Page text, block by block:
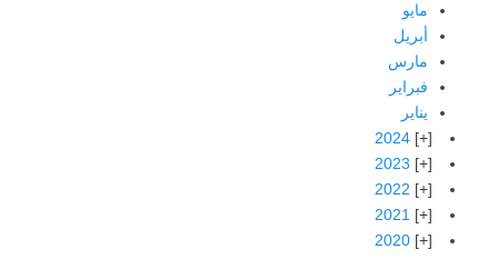
مايو
أبريل
مارس
فبراير
يناير
2024
2023
2022
2021
2020